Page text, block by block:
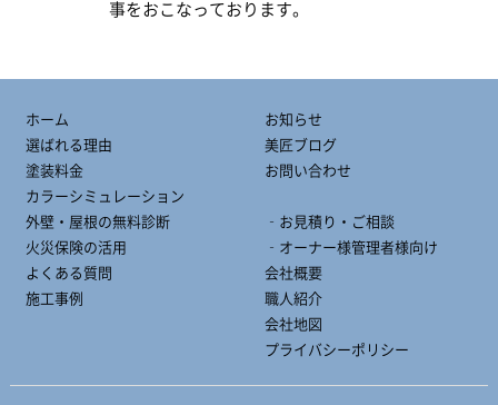
事をおこなっております。
ホーム
選ばれる理由
塗装料金
カラーシミュレーション
外壁・屋根の無料診断
火災保険の活用
よくある質問
施工事例
お知らせ
美匠ブログ
お問い合わせ
‐お見積り・ご相談
‐オーナー様管理者様向け
会社概要
職人紹介
会社地図
プライバシーポリシー